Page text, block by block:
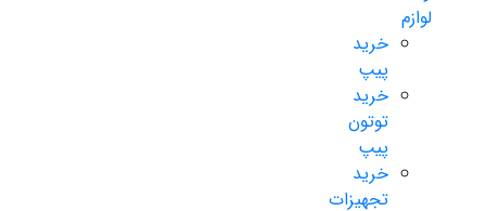
لوازم
خرید
پیپ
خرید
توتون
پیپ
خرید
تجهیزات